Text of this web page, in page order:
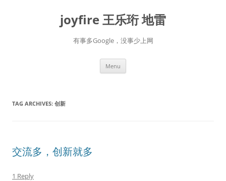
joyfire 王乐珩 地雷
有事多Google，没事少上网
Menu
TAG ARCHIVES: 创新
交流多，创新就多
1 Reply